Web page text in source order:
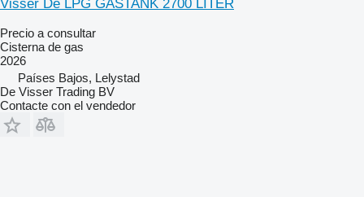
Visser De LPG GASTANK 2700 LITER
Precio a consultar
Cisterna de gas
2026
Países Bajos, Lelystad
De Visser Trading BV
Contacte con el vendedor